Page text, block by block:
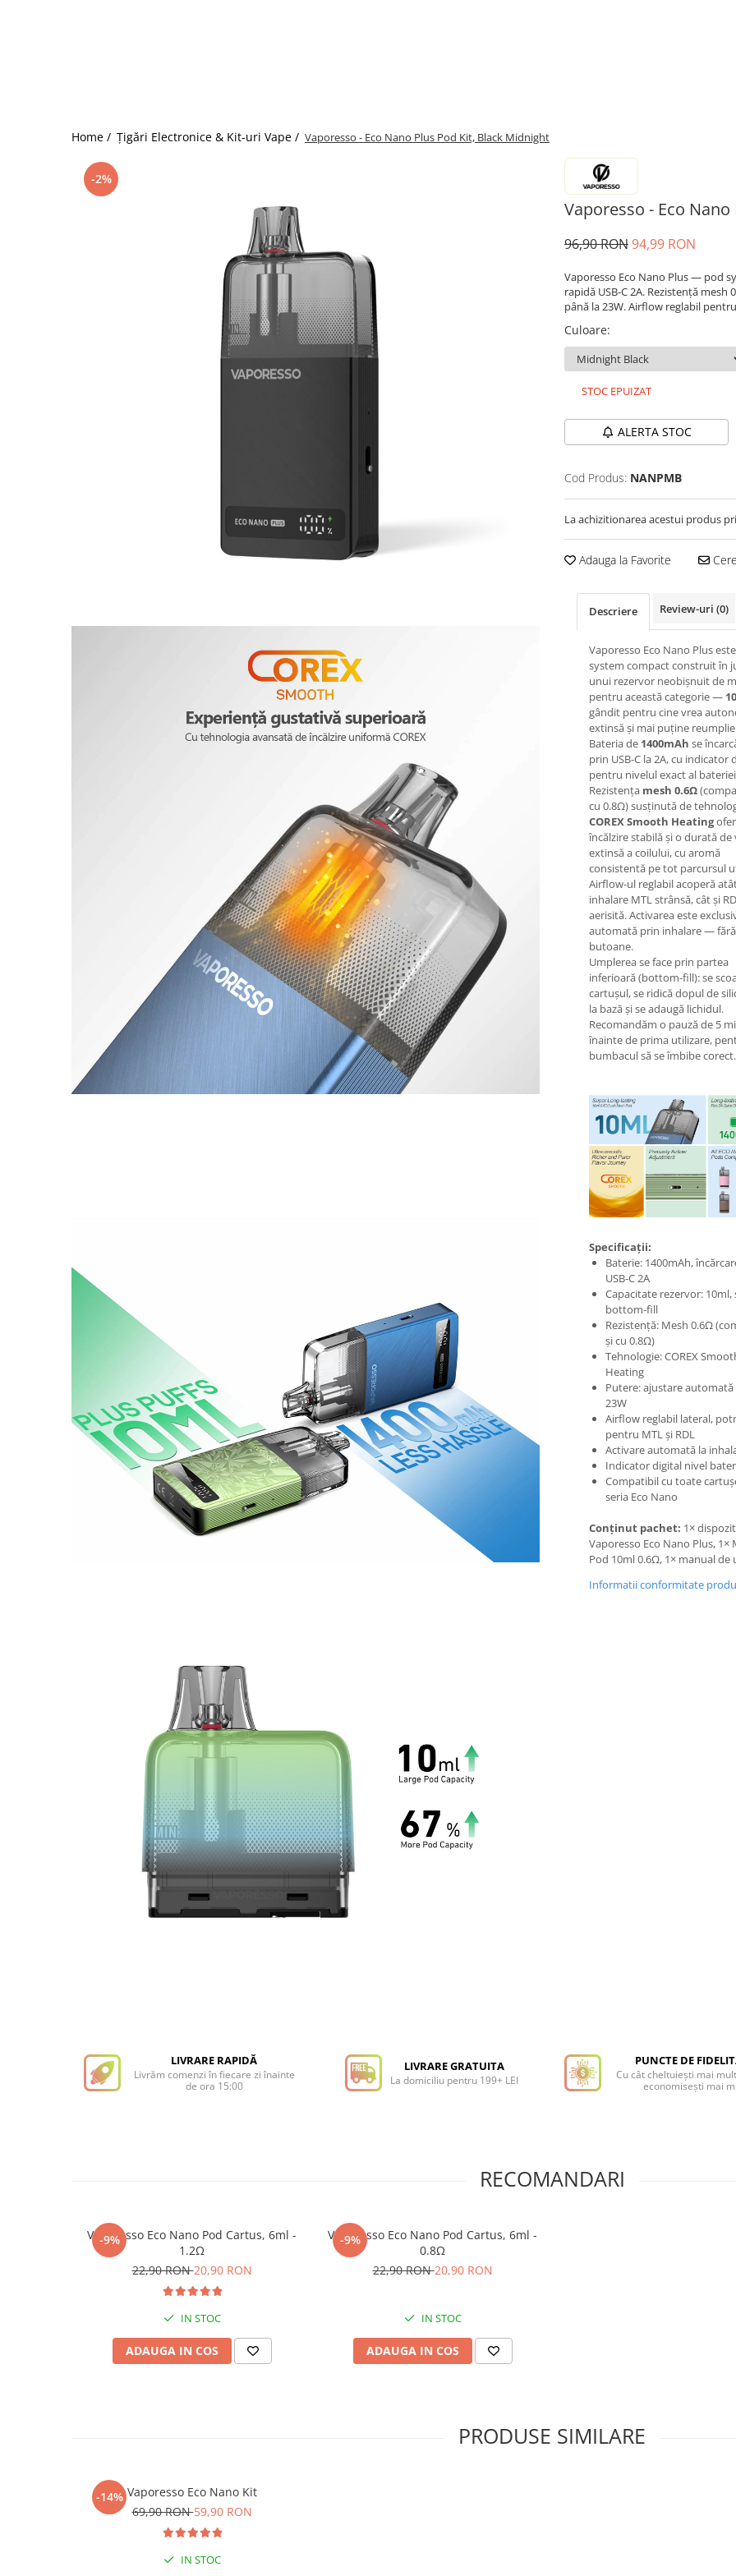
Home / Țigări Electronice & Kit-uri Vape / Vaporesso - Eco Nano Plus Pod Kit, Black Midnight
-2%
Vaporesso - Eco
96,90 RON94,99 RON
Vaporesso Eco Nano Plus — pod
rapidă USB-C 2A. Rezistență
până la 23W. Airflow reglabil
Culoare:
STOC EPUIZAT
ALERTA STOC
Cod Produs: NANPMB
La achizitionarea acestui produs
Adauga la Favorite
Descriere Review-uri (0)
Vaporesso Eco Nano Plus
system compact construit în
unui rezervor neobișnuit de
pentru această categorie —
gândit pentru cine vrea
extinsă și mai puține
Bateria de 1400mAh se
prin USB-C la 2A, cu indicator
pentru nivelul exact al
Rezistența mesh 0.6Ω
cu 0.8Ω) susținută de
COREX Smooth Heating
încălzire stabilă și o durată de
extinsă a coilului, cu aromă
consistentă pe tot parcursul
Airflow-ul reglabil acoperă
inhalare MTL strânsă, cât și
aerisită. Activarea este
automată prin inhalare — fără
butoane.
Umplerea se face prin partea
inferioară (bottom-fill): se
cartușul, se ridică dopul de
la bază și se adaugă lichidul.
Recomandăm o pauză de 5
înainte de prima utilizare,
bumbacul să se îmbibe corect.
Specificații:
Baterie: 1400mAh,
USB-C 2A
Capacitate rezervor: 10ml,
bottom-fill
Rezistență: Mesh 0.6Ω
și cu 0.8Ω)
Tehnologie: COREX
Heating
Putere: ajustare automată
23W
Airflow reglabil lateral,
pentru MTL și RDL
Activare automată la
Indicator digital nivel
Compatibil cu toate
seria Eco Nano
Conținut pachet: 1×
Vaporesso Eco Nano Plus, 1×
Pod 10ml 0.6Ω, 1× manual de
Informatii conformitate
LIVRARE RAPIDĂ
Livrăm comenzi în fiecare zi înainte
de ora 15:00
LIVRARE GRATUITA
La domiciliu pentru 199+ LEI
PUNCTE DE
Cu cât cheltuiești mai
economisești mai
RECOMANDARI
-9%
Vaporesso Eco Nano Pod Cartus, 6ml -
1.2Ω
22,90 RON20,90 RON
IN STOC
ADAUGA IN COS
-9%
Vaporesso Eco Nano Pod Cartus, 6ml -
0.8Ω
22,90 RON20,90 RON
IN STOC
ADAUGA IN COS
PRODUSE SIMILARE
-14% Vaporesso Eco Nano Kit
69,90 RON59,90 RON
IN STOC